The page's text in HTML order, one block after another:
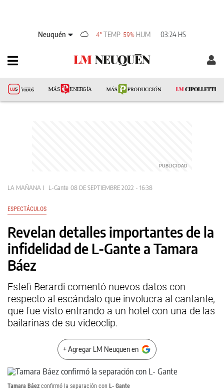
Neuquén 4°TEMP 59% HUM 03:24 HS
LA MAÑANA L-Gante 08 DE SEPTIEMBRE 2022 - 16:38
ESPECTÁCULOS
Revelan detalles importantes de la
infidelidad de L-Gante a Tamara
Báez
Estefi Berardi comentó nuevos datos con
respecto al escándalo que involucra al cantante,
que fue visto entrando a un hotel con una de las
bailarinas de su videoclip.
+ Agregar LM Neuquen en
Tamara Báez confirmó la separación con L- Gante